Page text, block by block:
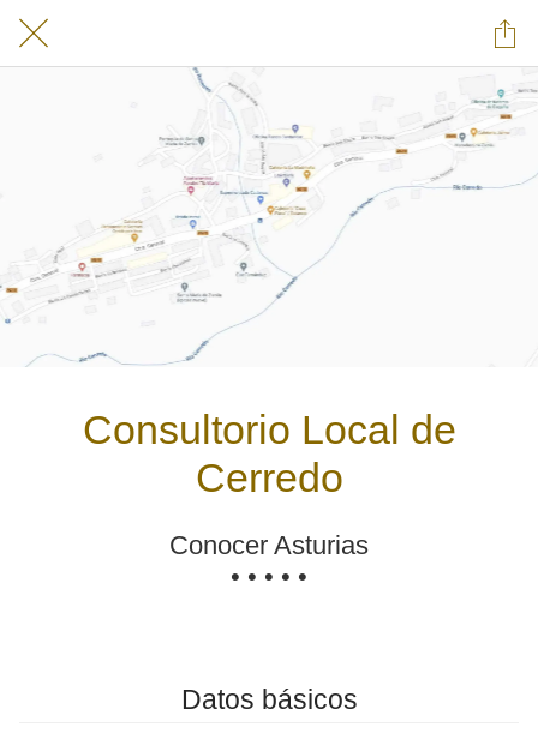
Consultorio Local de
Cerredo
Conocer Asturias
• • • • •
Datos básicos